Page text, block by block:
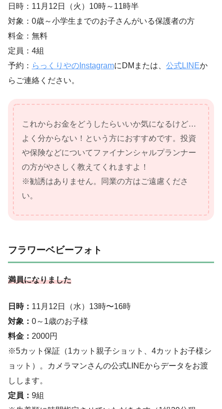
日時：11月12日（火）10時～11時半
対象：0歳～小学生までのお子さんがいる保護者の方
料金：無料
定員：4組
予約： らっくりやのInstagramにDMまたは、 公式LINEか
らご連絡ください。
これからお金をどうしたらいいか気になるけど…
よく分からない！という方におすすめです。投資
や保険などについてファイナンシャルプランナー
の方がやさしく教えてくれますよ！
※勧誘はありません。同業の方はご遠慮くださ
い。
フラワーベビーフォト
満員になりました
日時： 11月12日（水）13時〜16時
対象： 0～1歳のお子様
料金： 2000円
※5カット保証（1カット親子ショット、4カットお子様シ
ョット）。カメラマンさんの公式LINEからデータをお渡
しします。
定員： 9組